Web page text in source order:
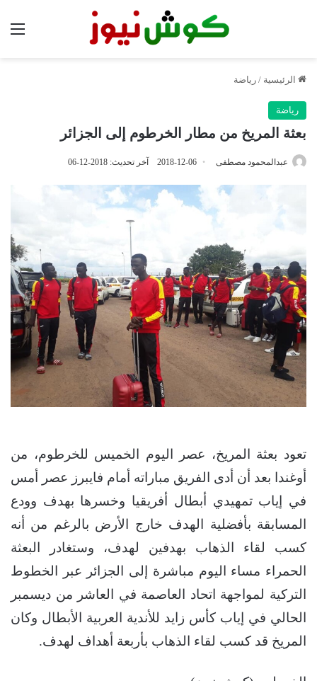
الرئيسية / رياضة
رياضة
بعثة المريخ من مطار الخرطوم إلى الجزائر
عبدالمحمود مصطفى 2018-12-06 آخر تحديث: 2018-12-06
تعود بعثة المريخ، عصر اليوم الخميس للخرطوم، من
أوغندا بعد أن أدى الفريق مباراته أمام فايبرز عصر أمس
في إياب تمهيدي أبطال أفريقيا وخسرها بهدف وودع
المسابقة بأفضلية الهدف خارج الأرض بالرغم من أنه
كسب لقاء الذهاب بهدفين لهدف، وستغادر البعثة
الحمراء مساء اليوم مباشرة إلى الجزائر عبر الخطوط
التركية لمواجهة اتحاد العاصمة في العاشر من ديسمبر
الحالي في إياب كأس زايد للأندية العربية الأبطال وكان
المريخ قد كسب لقاء الذهاب بأربعة أهداف لهدف.